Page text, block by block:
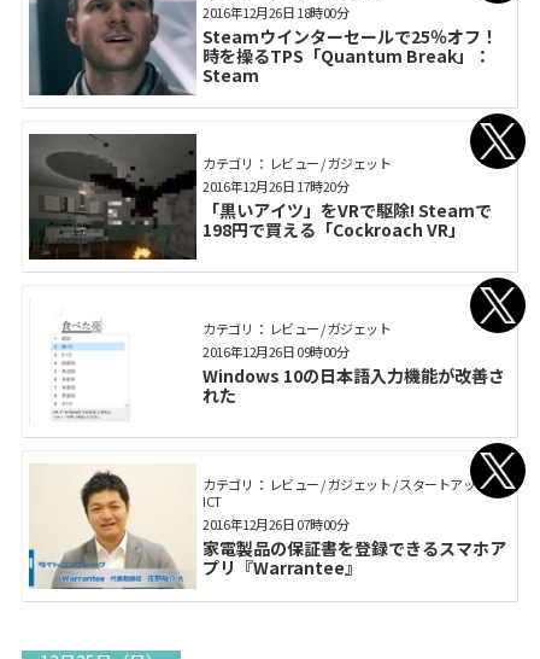
Steamウインターセールで25％オフ！
時を操るTPS「Quantum Break」：
Steam
2016年12月26日 18時00分
カテゴリ： レビュー / ガジェット
「黒いアイツ」をVRで駆除! Steamで
198円で買える「Cockroach VR」
2016年12月26日 17時20分
カテゴリ： レビュー / ガジェット
Windows 10の日本語入力機能が改善さ
れた
2016年12月26日 09時00分
カテゴリ： レビュー / ガジェット / スタートアップ /
ICT
家電製品の保証書を登録できるスマホア
プリ『Warrantee』
2016年12月26日 07時00分